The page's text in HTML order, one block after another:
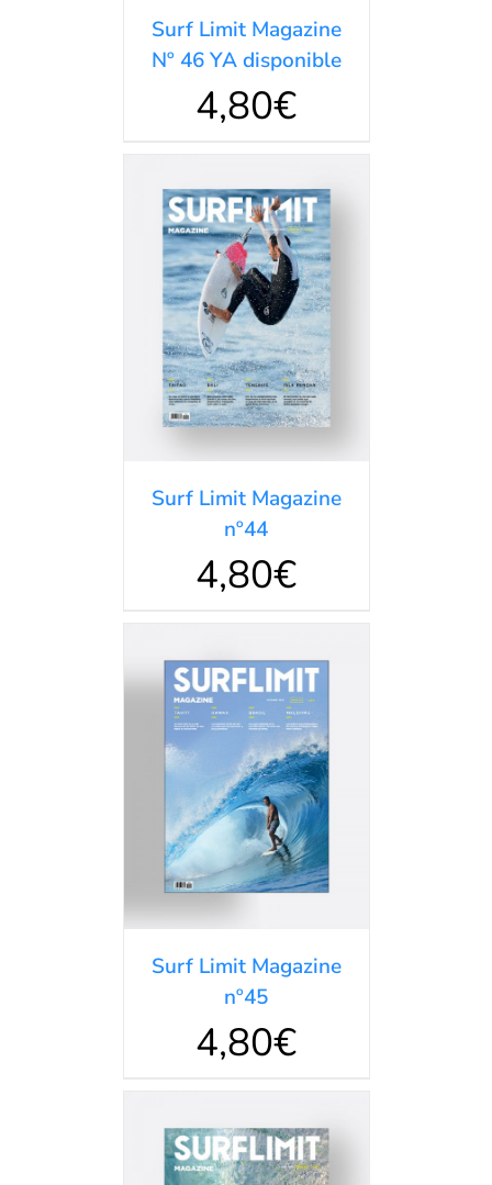
Surf Limit Magazine
Nº 46 YA disponible
4,80€
AÑADIR AL
CARRITO /
DETALLES
Surf Limit Magazine
nº44
4,80€
AÑADIR AL
CARRITO /
DETALLES
Surf Limit Magazine
nº45
4,80€